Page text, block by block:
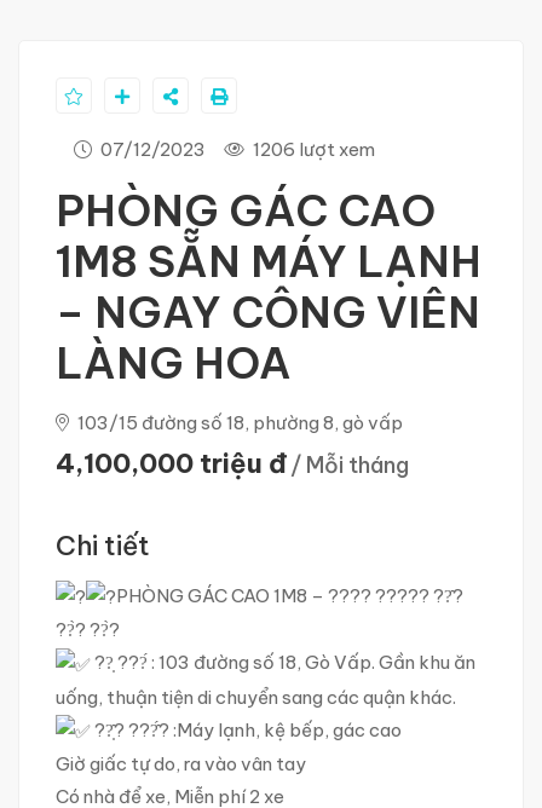
07/12/2023 1206 lượt xem
PHÒNG GÁC CAO
1M8 SẴN MÁY LẠNH
– NGAY CÔNG VIÊN
LÀNG HOA
103/15 đường số 18, phường 8, gò vấp
4,100,000 triệu đ / Mỗi tháng
Chi tiết
PHÒNG GÁC CAO 1M8 – ???? ????? ??̂?
??̀? ??̀?
??̣ ???́ : 103 đường số 18, Gò Vấp. Gần khu ăn
uống, thuận tiện di chuyển sang các quận khác.
??̣̂? ???̂́? :Máy lạnh, kệ bếp, gác cao
Giờ giấc tự do, ra vào vân tay
Có nhà để xe, Miễn phí 2 xe